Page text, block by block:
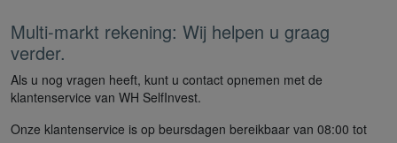
Multi-markt rekening: Wij helpen u graag
verder.
Als u nog vragen heeft, kunt u contact opnemen met de
klantenservice van WH SelfInvest.
Onze klantenservice is op beursdagen bereikbaar van 08:00 tot